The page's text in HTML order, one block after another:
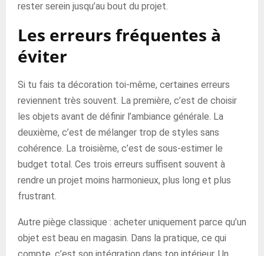
rester serein jusqu’au bout du projet.
Les erreurs fréquentes à
éviter
Si tu fais ta décoration toi-même, certaines erreurs
reviennent très souvent. La première, c’est de choisir
les objets avant de définir l’ambiance générale. La
deuxième, c’est de mélanger trop de styles sans
cohérence. La troisième, c’est de sous-estimer le
budget total. Ces trois erreurs suffisent souvent à
rendre un projet moins harmonieux, plus long et plus
frustrant.
Autre piège classique : acheter uniquement parce qu’un
objet est beau en magasin. Dans la pratique, ce qui